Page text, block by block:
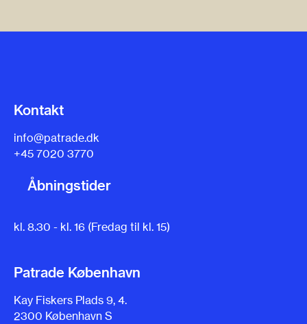
Kontakt
info@patrade.dk
+45 7020 3770
Åbningstider
kl. 8.30 - kl. 16 (Fredag til kl. 15)
Patrade København
Kay Fiskers Plads 9, 4.
2300 København S